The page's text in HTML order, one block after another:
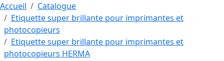
Accueil
Catalogue
Etiquette super brillante pour imprimantes et
photocopieurs
Etiquette super brillante pour imprimantes et
photocopieurs HERMA